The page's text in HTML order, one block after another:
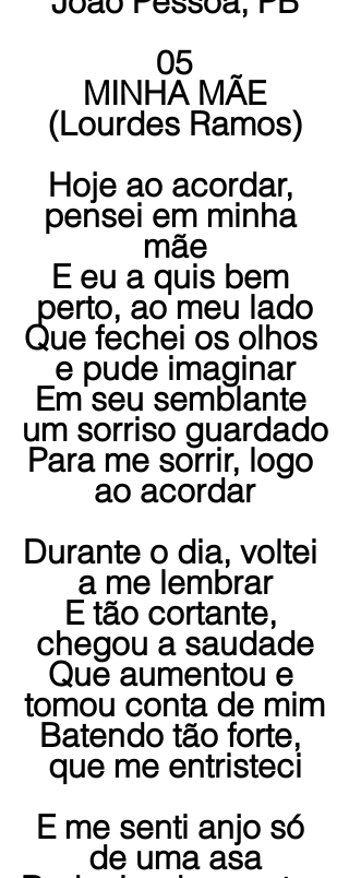
05
MINHA MÃE
(Lourdes Ramos)
Hoje ao acordar,
pensei em minha
mãe
E eu a quis bem
perto, ao meu lado
Que fechei os olhos
e pude imaginar
Em seu semblante
um sorriso guardado
Para me sorrir, logo
ao acordar
Durante o dia, voltei
a me lembrar
E tão cortante,
chegou a saudade
Que aumentou e
tomou conta de mim
Batendo tão forte,
que me entristeci
E me senti anjo só
de uma asa